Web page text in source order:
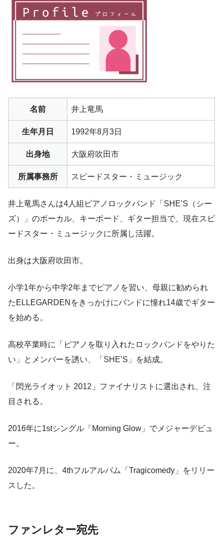
名前 井上竜馬
生年月日 1992年8月3日
出身地 大阪府吹田市
所属事務所 スピードスター・ミュージック
井上竜馬さんは4人組ピアノロックバンド「SHE’S（シー
ズ）」のボーカル、キーボード、ギター担当で、現在スピ
ードスター・ミュージックに所属し活躍。
出身は大阪府吹田市。
小学1年から中学2年までピアノを習い、母親に勧められ
たELLEGARDENをきっかけにバンドに憧れ14歳でギター
を始める。
高校卒業時に「ピアノを取り入れたロックバンドをやりた
い」とメンバーを誘い、「SHE’S」を結成。
「閃光ライオット 2012」ファイナリストに選出され、注
目される。
2016年に1stシングル「Morning Glow」でメジャーデビュ
ー。
2020年7月に、4thフルアルバム「Tragicomedy」をリリー
スした。
ファンレター宛先